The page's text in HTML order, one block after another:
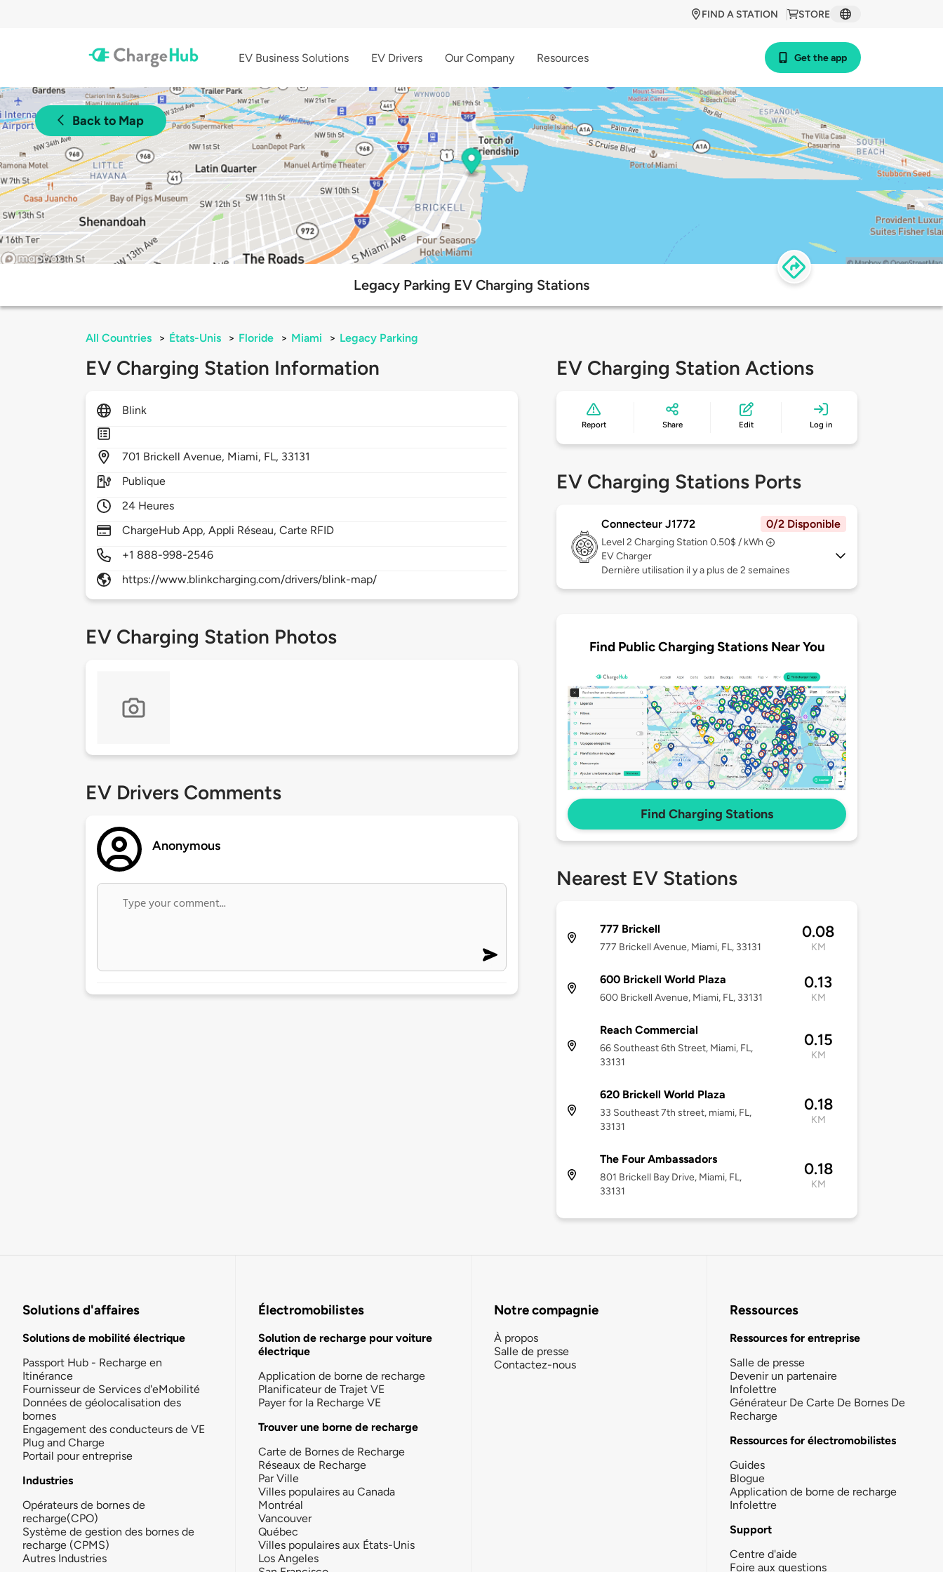
STORE
FIND A STATION
EV Business Solutions EV Drivers Our Company Resources Get the app
Back to Map
Legacy Parking EV Charging Stations
All Countries > États-Unis > Floride > Miami > Legacy Parking
EV Charging Station Information
Blink
701 Brickell Avenue, Miami, FL, 33131
Publique
24 Heures
ChargeHub App, Appli Réseau, Carte RFID
+1 888-998-2546
https://www.blinkcharging.com/drivers/blink-map/
EV Charging Station Photos
EV Drivers Comments
Anonymous
EV Charging Station Actions
Report Share Edit Log in
EV Charging Stations Ports
Connecteur J1772 0/2 Disponible
Level 2 Charging Station 0.50$ / kWh
EV Charger
Dernière utilisation il y a plus de 2 semaines
Find Public Charging Stations Near You
Find Charging Stations
Nearest EV Stations
777 Brickell
777 Brickell Avenue, Miami, FL, 33131
0.08
KM
600 Brickell World Plaza
600 Brickell Avenue, Miami, FL, 33131
0.13
KM
Reach Commercial
66 Southeast 6th Street, Miami, FL,
33131
0.15
KM
620 Brickell World Plaza
33 Southeast 7th street, miami, FL,
33131
0.18
KM
The Four Ambassadors
801 Brickell Bay Drive, Miami, FL,
33131
0.18
KM
Solutions d'affaires
Solutions de mobilité électrique
Passport Hub - Recharge en
Itinérance
Fournisseur de Services d'eMobilité
Données de géolocalisation des
bornes
Engagement des conducteurs de VE
Plug and Charge
Portail pour entreprise
Industries
Opérateurs de bornes de
recharge(CPO)
Système de gestion des bornes de
recharge (CPMS)
Autres Industries
Électromobilistes
Solution de recharge pour voiture
électrique
Application de borne de recharge
Planificateur de Trajet VE
Payer for la Recharge VE
Trouver une borne de recharge
Carte de Bornes de Recharge
Réseaux de Recharge
Par Ville
Villes populaires au Canada
Montréal
Vancouver
Québec
Villes populaires aux États-Unis
Los Angeles
Notre compagnie
À propos
Salle de presse
Contactez-nous
Ressources
Ressources for entreprise
Salle de presse
Devenir un partenaire
Infolettre
Générateur De Carte De Bornes De
Recharge
Ressources for électromobilistes
Guides
Blogue
Application de borne de recharge
Infolettre
Support
Centre d'aide
Foire aux questions